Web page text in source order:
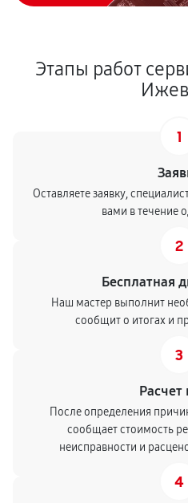
Этапы работ
1
Оставляете заявку,
вами в течение
2
Бесплатная
Наш мастер выполнит
сообщит о итогах и
3
После определения
сообщает стоимость
неисправности и
4